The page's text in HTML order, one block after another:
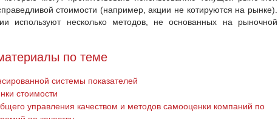
стоимости (например, акции не котируются на рынке).
используют несколько методов, не основанных на рыночной
по теме
системы показателей
стоимости
управления качеством и методов самооценки компаний по